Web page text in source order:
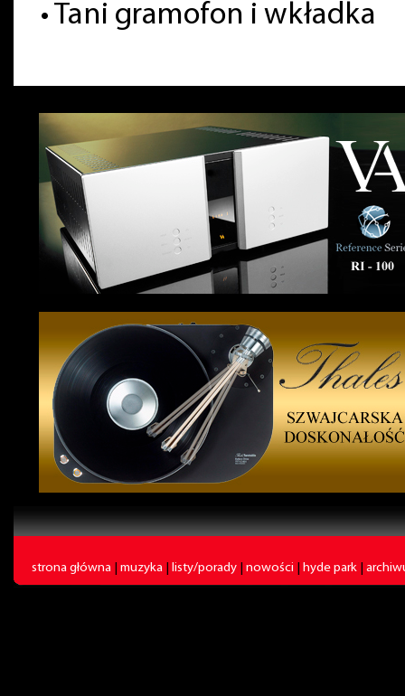
• Tani gramofon i wkładka
strona główna muzyka listy/porady nowości hyde park